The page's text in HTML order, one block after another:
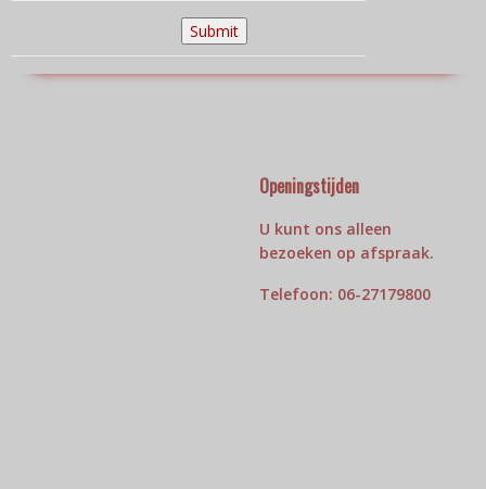
Openingstijden
U kunt ons alleen
bezoeken op afspraak.
Telefoon: 06-27179800